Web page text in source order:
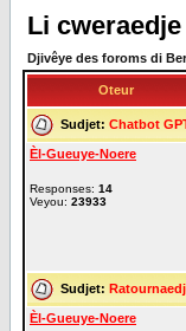
Li
Djivêye des foroms di
Oteur
Sudjet: Chatbot
Èl-Gueuye-Noere
Responses: 14
Veyou: 23933
Sudjet:
Èl-Gueuye-Noere